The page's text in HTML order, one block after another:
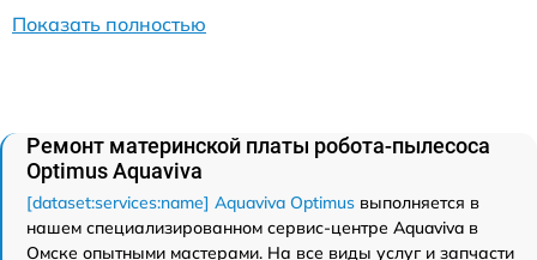
Показать полностью
Ремонт материнской платы робота-пылесоса
Optimus Aquaviva
[dataset:services:name] Aquaviva Optimus выполняется в
нашем специализированном сервис-центре Aquaviva в
Омске опытными мастерами. На все виды услуг и запчасти